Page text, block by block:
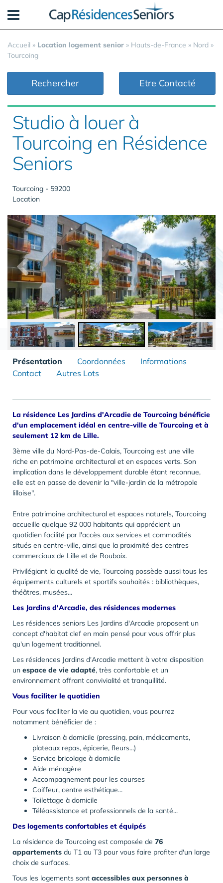
Accueil » Location logement senior » Hauts-de-France » Nord »
Tourcoing
Rechercher Etre Contacté
Studio à louer à
Tourcoing en Résidence
Seniors
Tourcoing - 59200
Location
Présentation Coordonnées
Informations
Contact
Autres Lots
La résidence Les Jardins d'Arcadie de Tourcoing bénéficie
d'un emplacement idéal en centre-ville de Tourcoing et à
seulement 12 km de Lille.
3ème ville du Nord-Pas-de-Calais, Tourcoing est une ville
riche en patrimoine architectural et en espaces verts. Son
implication dans le développement durable étant reconnue,
elle est en passe de devenir la "ville-jardin de la métropole
lilloise".
Entre patrimoine architectural et espaces naturels, Tourcoing
accueille quelque 92 000 habitants qui apprécient un
quotidien facilité par l'accès aux services et commodités
situés en centre-ville, ainsi que la proximité des centres
commerciaux de Lille et de Roubaix.
Privilégiant la qualité de vie, Tourcoing possède aussi tous les
équipements culturels et sportifs souhaités : bibliothèques,
théâtres, musées...
Les Jardins d'Arcadie, des résidences modernes
Les résidences seniors Les Jardins d'Arcadie proposent un
concept d'habitat clef en main pensé pour vous offrir plus
qu'un logement traditionnel.
Les résidences Jardins d'Arcadie mettent à votre disposition
un espace de vie adapté, très confortable et un
environnement offrant convivialité et tranquillité.
Vous faciliter le quotidien
Pour vous faciliter la vie au quotidien, vous pourrez
notamment bénéficier de :
Livraison à domicile (pressing, pain, médicaments,
plateaux repas, épicerie, fleurs...)
Service bricolage à domicile
Aide ménagère
Accompagnement pour les courses
Coiffeur, centre esthétique...
Toilettage à domicile
Téléassistance et professionnels de la santé...
Des logements confortables et équipés
La résidence de Tourcoing est composée de 76
appartements du T1 au T3 pour vous faire profiter d'un large
choix de surfaces.
Tous les logements sont accessibles aux personnes à